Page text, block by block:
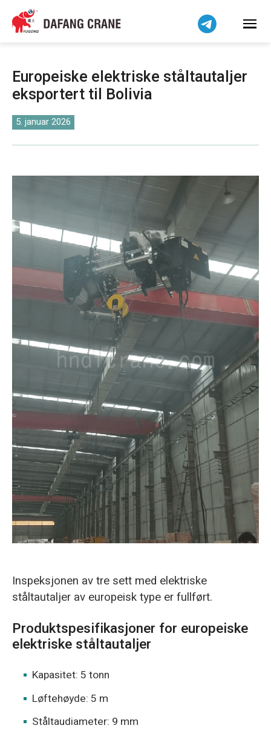
Europeiske elektriske ståltautaljer
eksportert til Bolivia
5. januar 2026
Inspeksjonen av tre sett med elektriske
ståltautaljer av europeisk type er fullført.
Produktspesifikasjoner for europeiske
elektriske ståltautaljer
Kapasitet: 5 tonn
Løftehøyde: 5 m
Ståltaudiameter: 9 mm
हिन्दी
Bahasa Indonesia
简体中文
বাংলা
فارسی
Pilipino
Українська
Беларуская мова
Kiswahili
O‘zbekcha